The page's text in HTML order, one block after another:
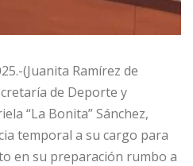
(Juanita Ramírez de
de Deporte y
“La Bonita” Sánchez,
temporal a su cargo para
en su preparación rumbo a